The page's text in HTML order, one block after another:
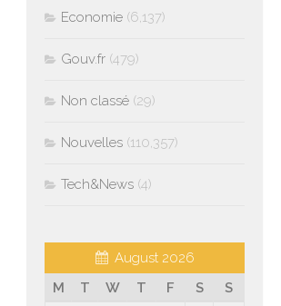
Economie (6,137)
Gouv.fr (479)
Non classé (29)
Nouvelles (110,357)
Tech&News (4)
August 2026
M
T W T F S
S